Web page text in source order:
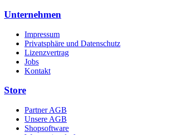
Unternehmen
Impressum
Privatsphäre und Datenschutz
Lizenzvertrag
Jobs
Kontakt
Store
Partner AGB
Unsere AGB
Shopsoftware